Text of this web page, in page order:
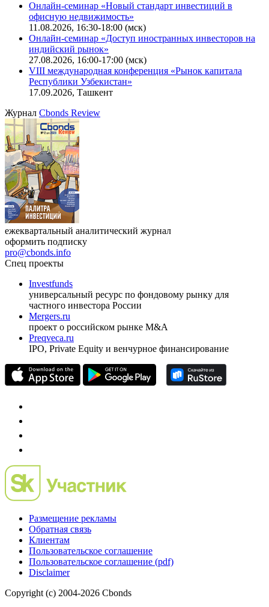
Онлайн-семинар «Новый стандарт инвестиций в
офисную недвижимость»
11.08.2026, 16:30-18:00 (мск)
Онлайн-семинар «Доступ иностранных инвесторов на
индийский рынок»
27.08.2026, 16:00-17:00 (мск)
VIII международная конференция «Рынок капитала
Республики Узбекистан»
17.09.2026, Ташкент
Журнал Cbonds Review
ежеквартальный аналитический журнал
оформить подписку
pro@cbonds.info
Спец проекты
Investfunds
универсальный ресурс по фондовому рынку для
частного инвестора России
Mergers.ru
проект о российском рынке M&A
Preqveca.ru
IPO, Private Equity и венчурное финансирование
Размещение рекламы
Обратная связь
Клиентам
Пользовательское соглашение
Пользовательское соглашение (pdf)
Disclaimer
Copyright (c) 2004-2026 Cbonds